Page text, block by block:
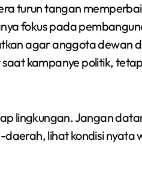
turun tangan
fokus pada
agar anggota dewan
kampanye politik,
lingkungan. Jangan
lihat kondisi nyata